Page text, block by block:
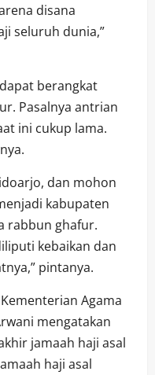
disana
seluruh dunia,”
berangkat
Pasalnya antrian
ini cukup lama.
dan mohon
kabupaten
rabbun ghafur.
kebaikan dan
pintanya.
Agama
mengatakan
jamaah haji asal
haji asal